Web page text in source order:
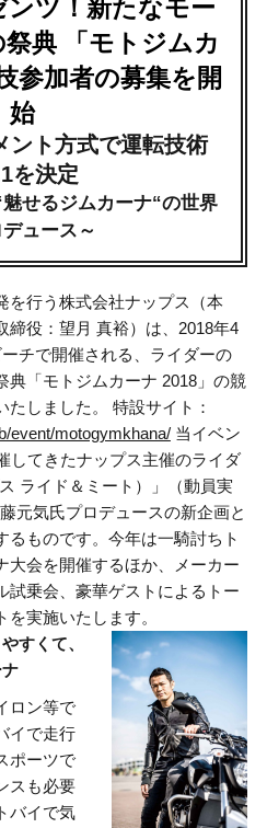
ツ！新たなモー
典 「モトジムカ
参加者の募集を開
始
ント方式で運転技術
を決定
せるジムカーナ“の世界
ュース～
を行う株式会社ナップス（本
締役：望月 真裕）は、2018年4
チで開催される、ライダーの
典「モトジムカーナ 2018」の競
しました。 特設サイト：
event/motogymkhana/当イベン
してきたナップス主催のライダ
ライド＆ミート）」（動員実
元気氏プロデュースの新企画と
るものです。今年は一騎討ちト
大会を開催するほか、メーカー
試乗会、豪華ゲストによるトー
実施いたします。
すくて、
ロン等で
イで走行
ポーツで
スも必要
バイで気